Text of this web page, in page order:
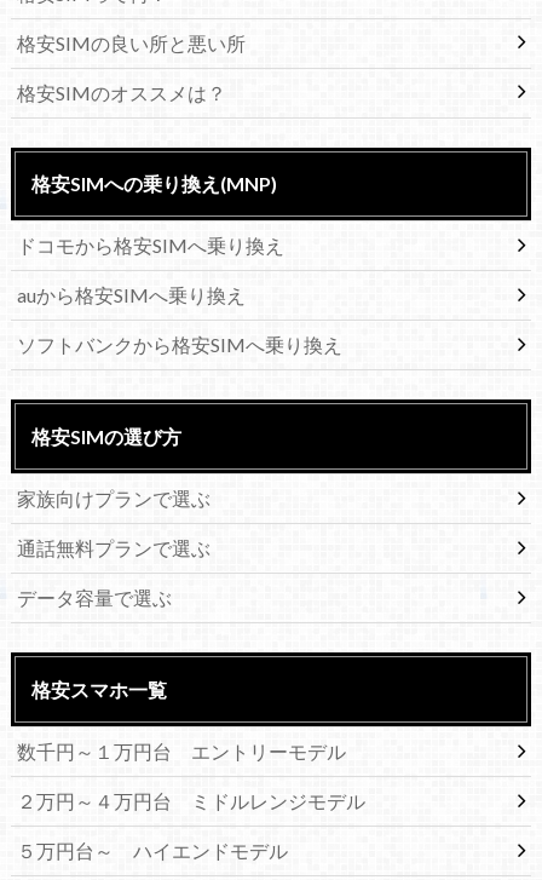
格安SIMの良い所と悪い所
格安SIMのオススメは？
格安SIMへの乗り換え(MNP)
ドコモから格安SIMへ乗り換え
auから格安SIMへ乗り換え
ソフトバンクから格安SIMへ乗り換え
格安SIMの選び方
家族向けプランで選ぶ
通話無料プランで選ぶ
データ容量で選ぶ
格安スマホ一覧
数千円～１万円台 エントリーモデル
２万円～４万円台 ミドルレンジモデル
５万円台～ ハイエンドモデル